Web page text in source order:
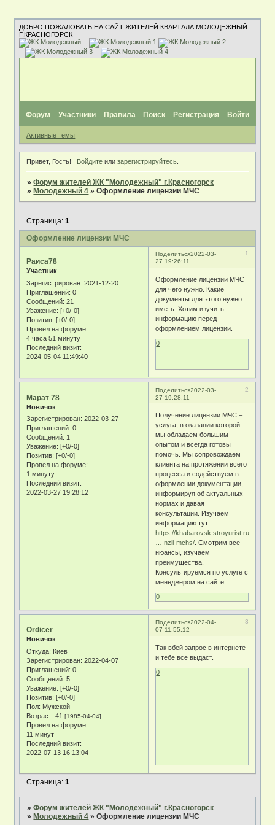
ДОБРО ПОЖАЛОВАТЬ НА САЙТ ЖИТЕЛЕЙ КВАРТАЛА МОЛОДЕЖНЫЙ
Г.КРАСНОГОРСК
Форум Участники Правила Поиск Регистрация Войти
Активные темы
Привет, Гость! Войдитеили зарегистрируйтесь.
»Форум жителей ЖК "Молодежный" г.Красногорск
» Молодежный 4 »Оформление лицензии МЧС
Оформление лицензии МЧС
Страница:1
Поделиться 1
2022-03-
27 19:26:11
Раиса78
Участник
Зарегистрирован: 2021-12-20
Приглашений: 0
Сообщений: 21
Уважение: [+0/-0]
Позитив: [+0/-0]
Провел на форуме:
4 часа 51 минуту
Последний визит:
2024-05-04 11:49:40
Оформление лицензии МЧС
для чего нужно. Какие
документы для этого нужно
иметь. Хотим изучить
информацию перед
оформлением лицензии.
0
Поделиться 2
2022-03-
27 19:28:11
Марат 78
Новичок
Зарегистрирован: 2022-03-27
Приглашений: 0
Сообщений: 1
Уважение: [+0/-0]
Позитив: [+0/-0]
Провел на форуме:
1 минуту
Последний визит:
2022-03-27 19:28:12
Получение лицензии МЧС –
услуга, в оказании которой
мы обладаем большим
опытом и всегда готовы
помочь. Мы сопровождаем
клиента на протяжении всего
процесса и содействуем в
оформлении документации,
информируя об актуальных
нормах и давая
консультации. Изучаем
информацию тут
https://khabarovsk.stroyurist.ru/servic
… nzii-mchs/ . Смотрим все
нюансы, изучаем
преимущества.
Консультируемся по услуге с
менеджером на сайте.
0
Поделиться 3
2022-04-
07 11:55:12
Ordicer
Новичок
Откуда: Киев
Зарегистрирован: 2022-04-07
Приглашений: 0
Сообщений: 5
Уважение: [+0/-0]
Позитив: [+0/-0]
Пол: Мужской
Возраст: 41[1985-04-04]
Провел на форуме:
11 минут
Последний визит:
2022-07-13 16:13:04
Так вбей запрос в интернете
и тебе все выдаст.
0
Страница:1
»Форум жителей ЖК "Молодежный" г.Красногорск
» Молодежный 4 »Оформление лицензии МЧС